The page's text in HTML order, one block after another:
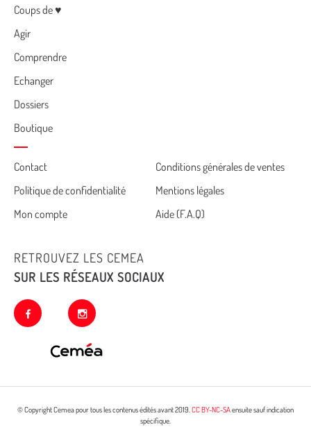
Menu
Coups de ♥
Agir
Comprendre
Echanger
Dossiers
Boutique
Cemea
footer
Contact
Conditions générales de ventes
Politique de confidentialité
Mentions légales
Mon compte
Aide (F.A.Q)
RETROUVEZ LES CEMEA
SUR LES RÉSEAUX SOCIAUX
facebook instagram
© Copyright Cemea pour tous les contenus édités avant 2019.CC BY-NC-SAensuite sauf indication
spécifique.